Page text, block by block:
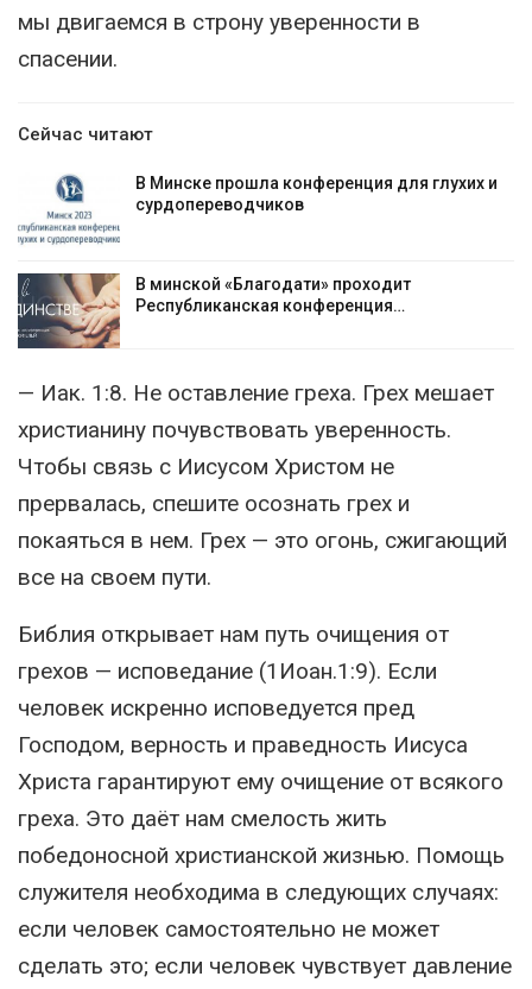
мы двигаемся в строну уверенности в
спасении.
Сейчас читают
В Минске прошла конференция для глухих и
сурдопереводчиков
В минской «Благодати» проходит
Республиканская конференция…
— Иак. 1:8. Не оставление греха. Грех мешает
христианину почувствовать уверенность.
Чтобы связь с Иисусом Христом не
прервалась, спешите осознать грех и
покаяться в нем. Грех — это огонь, сжигающий
все на своем пути.
Библия открывает нам путь очищения от
грехов — исповедание (1Иоан.1:9). Если
человек искренно исповедуется пред
Господом, верность и праведность Иисуса
Христа гарантируют ему очищение от всякого
греха. Это даёт нам смелость жить
победоносной христианской жизнью. Помощь
служителя необходима в следующих случаях:
если человек самостоятельно не может
сделать это; если человек чувствует давление